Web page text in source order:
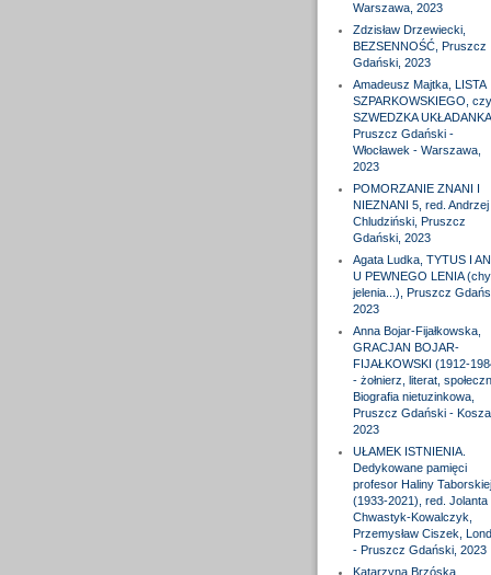
Warszawa, 2023
Zdzisław Drzewiecki,
BEZSENNOŚĆ, Pruszcz
Gdański, 2023
Amadeusz Majtka, LISTA
SZPARKOWSKIEGO,
SZWEDZKA UKŁADANKA,
Pruszcz Gdański -
Włocławek - Warszawa,
2023
POMORZANIE ZNANI I
NIEZNANI 5, red. Andrzej
Chludziński, Pruszcz
Gdański, 2023
Agata Ludka, TYTUS I
U PEWNEGO LENIA
jelenia...), Pruszcz
2023
Anna Bojar-Fijałkowska,
GRACJAN BOJAR-
FIJAŁKOWSKI (1912-
- żołnierz, literat,
Biografia nietuzinkowa,
Pruszcz Gdański -
2023
UŁAMEK ISTNIENIA.
Dedykowane pamięci
profesor Haliny Taborskiej
(1933-2021), red. Jolanta
Chwastyk-Kowalczyk,
Przemysław Ciszek,
- Pruszcz Gdański, 2023
Katarzyna Brzóska,